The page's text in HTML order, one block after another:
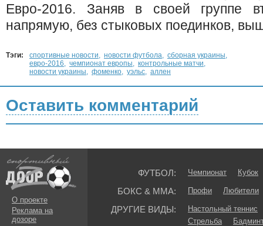
Евро-2016. Заняв в своей группе
напрямую, без стыковых поединков,
Тэги: спортивные новости, новости футбола, сборная украины,
евро-2016, чемпионат европы, контрольные матчи,
новости украины, фоменко, уэльс, аллен
Оставить комментарий
О проекте
Реклама на
дозоре
ФУТБОЛ: Чемпионат Кубок
БОКС & ММА: Профи Любители
ДРУГИЕ ВИДЫ:
Настольный теннис
Стрельба